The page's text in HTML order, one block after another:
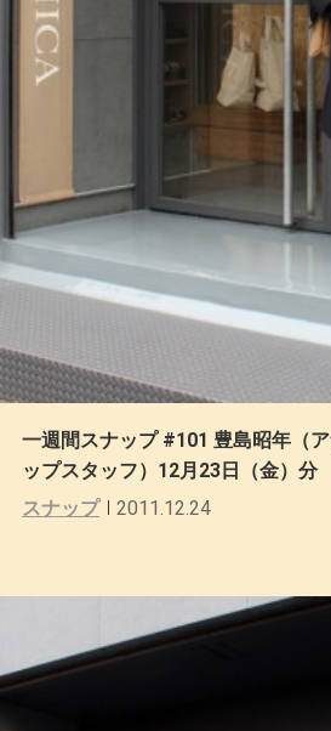
一週間スナップ #101 豊島昭年（
ップスタッフ）12月23日（金）分
スナップ
2011.12.24